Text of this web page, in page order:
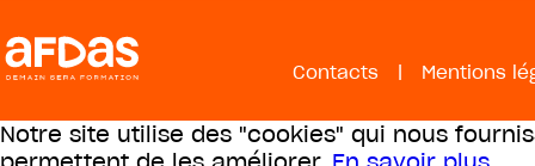
Contacts | Mentions
Notre site utilise des "cookies" qui nous